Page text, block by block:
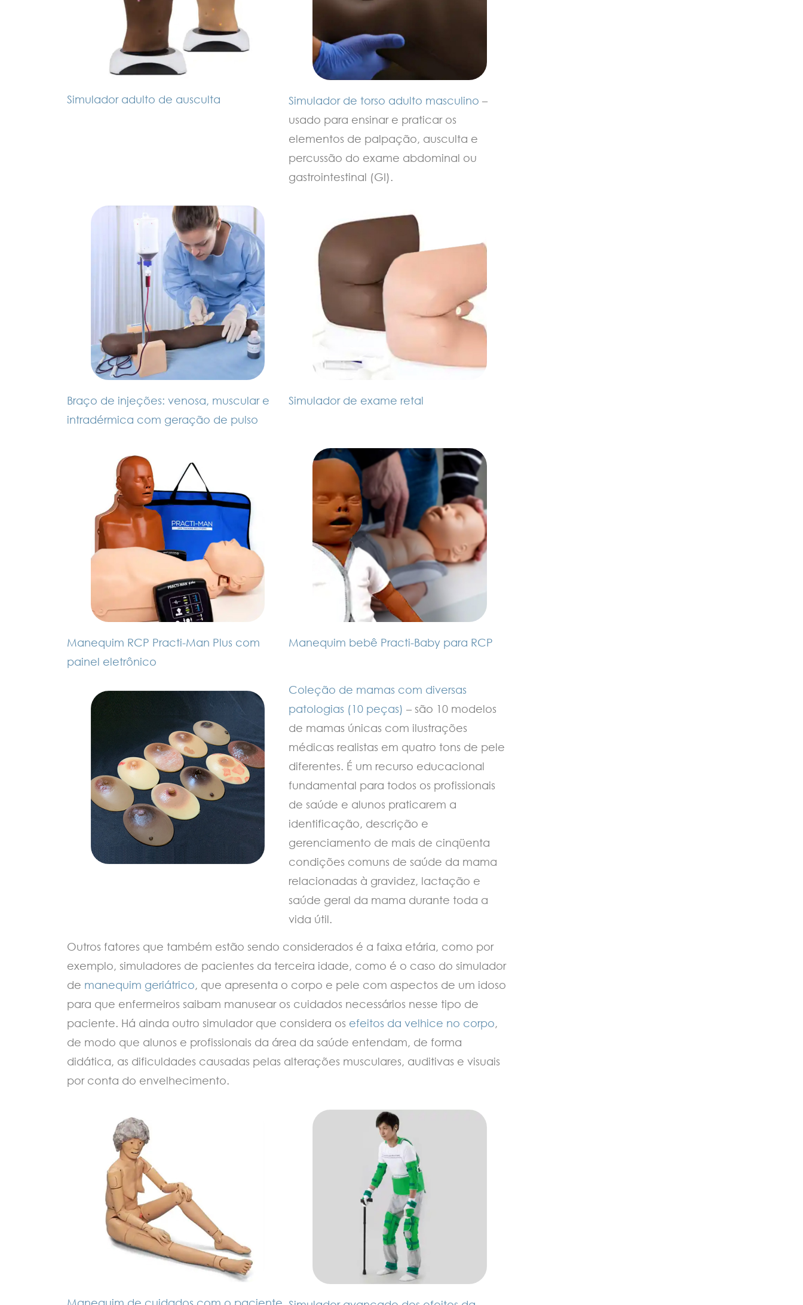
Simulador adulto de ausculta Simulador de torso adulto masculino –
usado para ensinar e praticar os
elementos de palpação, ausculta e
percussão do exame abdominal ou
gastrointestinal (GI).
Braço de injeções: venosa, muscular e
intradérmica com geração de pulso
Simulador de exame retal
Manequim RCP Practi-Man Plus com
painel eletrônico
Manequim bebê Practi-Baby para RCP
Coleção de mamas com diversas
patologias (10 peças) – são 10 modelos
de mamas únicas com ilustrações
médicas realistas em quatro tons de pele
diferentes. É um recurso educacional
fundamental para todos os profissionais
de saúde e alunos praticarem a
identificação, descrição e
gerenciamento de mais de cinqüenta
condições comuns de saúde da mama
relacionadas à gravidez, lactação e
saúde geral da mama durante toda a
vida útil.
Outros fatores que também estão sendo considerados é a faixa etária, como por
exemplo, simuladores de pacientes da terceira idade, como é o caso do simulador
de manequim geriátrico, que apresenta o corpo e pele com aspectos de um idoso
para que enfermeiros saibam manusear os cuidados necessários nesse tipo de
paciente. Há ainda outro simulador que considera os efeitos da velhice no corpo,
de modo que alunos e profissionais da área da saúde entendam, de forma
didática, as dificuldades causadas pelas alterações musculares, auditivas e visuais
por conta do envelhecimento.
Manequim de cuidados com o paciente